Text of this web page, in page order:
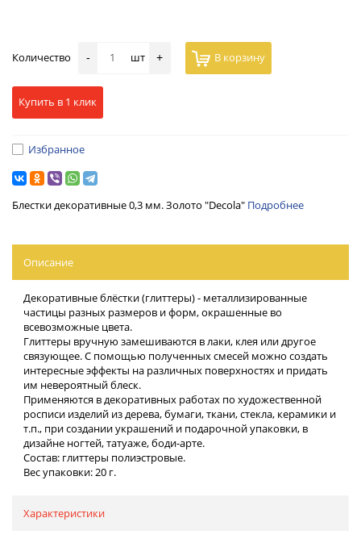
Количество - шт + В корзину
Купить в 1 клик
Избранное
Блестки декоративные 0,3 мм. Золото "Decola" Подробнее
Описание
Декоративные блёстки (глиттеры) - металлизированные
частицы разных размеров и форм, окрашенные во
всевозможные цвета.
Глиттеры вручную замешиваются в лаки, клея или другое
связующее. С помощью полученных смесей можно создать
интересные эффекты на различных поверхностях и придать
им невероятный блеск.
Применяются в декоративных работах по художественной
росписи изделий из дерева, бумаги, ткани, стекла, керамики и
т.п., при создании украшений и подарочной упаковки, в
дизайне ногтей, татуаже, боди-арте.
Состав: глиттеры полиэстровые.
Вес упаковки: 20 г.
Характеристики